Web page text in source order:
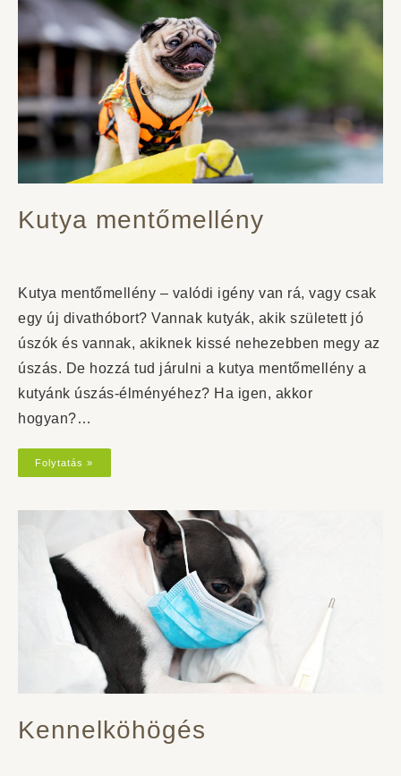
Kutya mentőmellény
Kutya mentőmellény – valódi igény van rá, vagy csak
egy új divathóbort? Vannak kutyák, akik született jó
úszók és vannak, akiknek kissé nehezebben megy az
úszás. De hozzá tud járulni a kutya mentőmellény a
kutyánk úszás-élményéhez? Ha igen, akkor
hogyan?…
Folytatás »
Kennelköhögés